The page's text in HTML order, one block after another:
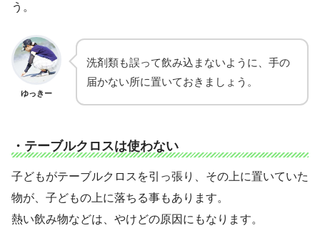
う。
ゆっきー
洗剤類も誤って飲み込まないように、手の
届かない所に置いておきましょう。
・テーブルクロスは使わない
子どもがテーブルクロスを引っ張り、その上に置いていた
物が、子どもの上に落ちる事もあります。
熱い飲み物などは、やけどの原因にもなります。